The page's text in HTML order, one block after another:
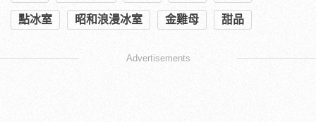
點冰室 昭和浪漫冰室 金雞母 甜品
Advertisements